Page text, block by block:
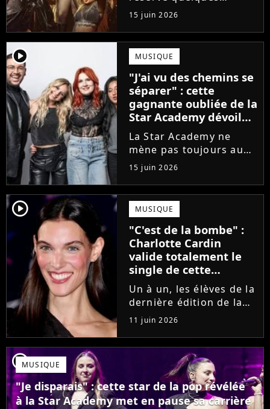
surprises. Cette
gagnante totalement
oubliée de l'émission
est aujourd'hui plus
écoutée en streaming
que Jenifer et Nolwenn
Leroy !
15 juin 2026
player2 MUSIQUE
"J'ai vu des chemins se
séparer" : cette
gagnante oubliée de la
Star Academy dévoile
l'envers du décor du
métier
La Star Academy ne
mène pas toujours au
succès. Après l'échec de
son premier album,
Anisha Jo, gagnante de
la Star Academy 2022, a
vu beaucoup de portes
se fermer. Sur
Instagram, elle...
15 juin 2026
player2 MUSIQUE
"C'est de la bombe" :
Charlotte Cardin
valide totalement le
single de cette
ancienne élève de la
Star Academy
Un à un, les élèves de la
dernière édition de la
Star Academy se font
une place dans le nid.
Dans le sillage d'Ambre,
c'est au tour de Lily
Campa de présenter
son univers à travers...
11 juin 2026
player2MUSIQUE
"Je disparais" : cette star de la pop révélée
à la Star Academy met en pause sa carrière